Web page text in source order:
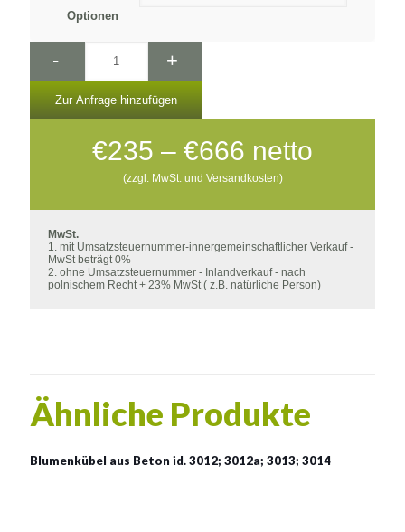
Optionen
- +
Zur Anfrage hinzufügen
€235 – €666 Preisspanne:
€235
bis
netto
(zzgl. MwSt. und Versandkosten)
MwSt.
1. mit Umsatzsteuernummer-innergemeinschaftlicher Verkauf -
MwSt beträgt 0%
2. ohne Umsatzsteuernummer - Inlandverkauf - nach
polnischem Recht + 23% MwSt ( z.B. natürliche Person)
Ähnliche Produkte
Blumenkübel aus Beton id. 3012; 3012a; 3013; 3014